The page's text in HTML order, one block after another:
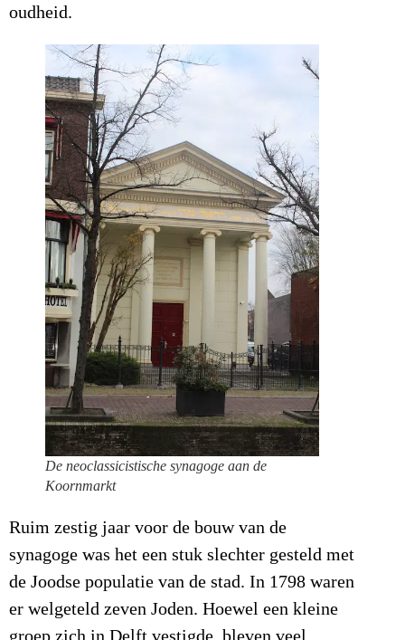
oudheid.
De neoclassicistische synagoge aan de
Koornmarkt
Ruim zestig jaar voor de bouw van de
synagoge was het een stuk slechter gesteld met
de Joodse populatie van de stad. In 1798 waren
er welgeteld zeven Joden. Hoewel een kleine